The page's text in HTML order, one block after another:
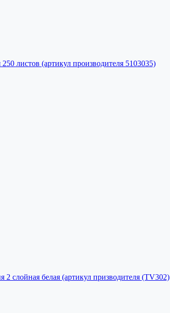
листов (артикул производителя 5103035)
2 слойная белая (артикул призводителя (TV302)